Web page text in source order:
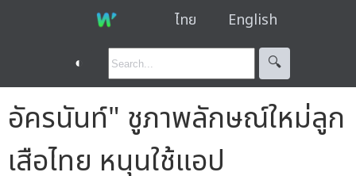
ไทย English
◐ 🔍︎
อัครนันท์" ชูภาพลักษณ์ใหม่ลูก
เสือไทย หนุนใช้แอป